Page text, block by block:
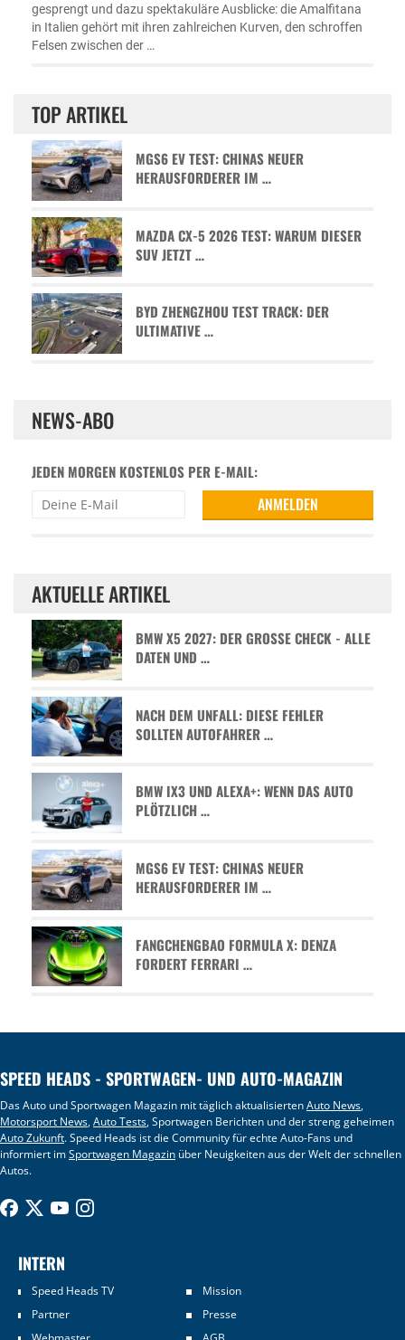
gesprengt und dazu spektakuläre Ausblicke: die Amalfitana
in Italien gehört mit ihren zahlreichen Kurven, den schroffen
Felsen zwischen der …
TOP ARTIKEL
MGS6 EV TEST: CHINAS NEUER
HERAUSFORDERER IM …
MAZDA CX-5 2026 TEST: WARUM DIESER
SUV JETZT …
BYD ZHENGZHOU TEST TRACK: DER
ULTIMATIVE …
NEWS-ABO
JEDEN MORGEN KOSTENLOS PER E-MAIL:
AKTUELLE ARTIKEL
BMW X5 2027: DER GROSSE CHECK - ALLE D
ATEN UND …
NACH DEM UNFALL: DIESE FEHLER
SOLLTEN AUTOFAHRER …
BMW IX3 UND ALEXA+: WENN DAS AUTO
PLÖTZLICH …
MGS6 EV TEST: CHINAS NEUER
HERAUSFORDERER IM …
FANGCHENGBAO FORMULA X: DENZA
FORDERT FERRARI …
SPEED HEADS - SPORTWAGEN- UND AUTO-MAGAZIN
Das Auto und Sportwagen Magazin mit täglich aktualisiertenAuto News,
Motorsport News,Auto Tests, Sportwagen Berichten und der streng geheimen
Auto Zukunft. Speed Heads ist die Community für echte Auto-Fans und
informiert imSportwagen Magazin über Neuigkeiten aus der Welt der schnellen
Autos.
INTERN
Speed Heads TV
Mission
Partner
Presse